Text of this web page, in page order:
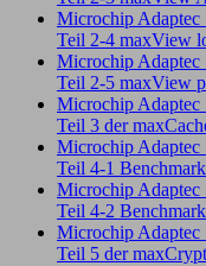
Microchip Adaptec
Teil 2-4 maxView
Microchip Adaptec
Teil 2-5 maxView
Microchip Adaptec
Teil 3 der
Microchip Adaptec
Teil 4-1
Microchip Adaptec
Teil 4-2
Microchip Adaptec
Teil 5 der